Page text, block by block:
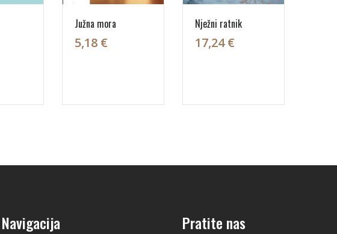
Južna mora
5,18 €
Nježni ratnik
17,24 €
Navigacija Pratite nas